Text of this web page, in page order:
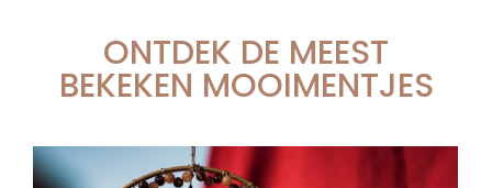
ONTDEK DE MEEST
BEKEKEN MOOIMENTJES